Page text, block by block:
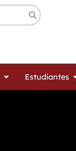
Open Oferta
Estudiantes